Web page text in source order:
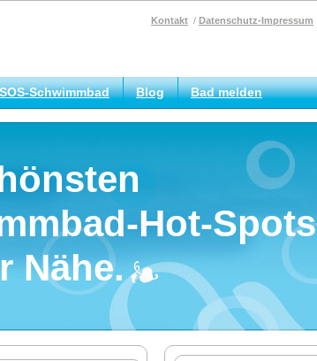
Kontakt Datenschutz-Impressum
SOS-Schwimmbad Blog Bad melden
Hot-Spots
Nähe.